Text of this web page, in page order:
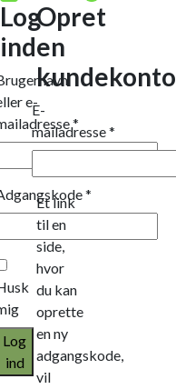
Log
ind
e-
*
*
Log
ind
Opret
en
kundekonto
E-
mailadresse*
Et link
til en
side,
hvor
du kan
oprette
en ny
adgangskode,
vil